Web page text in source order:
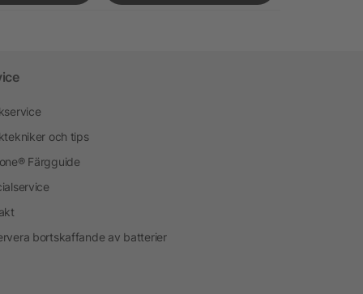
och tips
Färgguide
bortskaffande av batterier